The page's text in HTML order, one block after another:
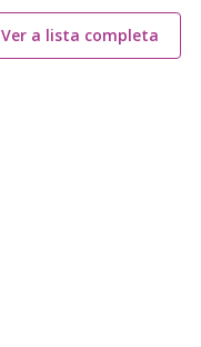
Ver a lista completa